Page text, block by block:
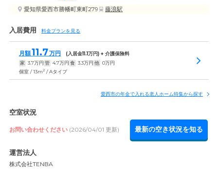
愛知県愛西市勝幡町東町279 藤浪駅
入居費用 料金プランを見る
月額11.7万円 (入居金11.1万円) + 介護保険料
家 3.7万円 管 4.7万円 食 3.3万円 他 0万円
個室 / 13m2 / Aタイプ
愛西市の年金で入れる老人ホーム特集から探す
空室状況
お問い合わせください (2026/04/01 更新) 最新の空き状況を知る
運営法人
株式会社TENBA